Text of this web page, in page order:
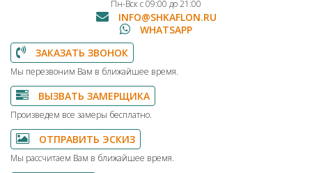
Пн-Вск с 09:00 до 21:00
INFO@SHKAFLON.RU
WHATSAPP
ЗАКАЗАТЬ ЗВОНОК
Мы перезвоним Вам в ближайшее время.
ВЫЗВАТЬ ЗАМЕРЩИКА
Произведем все замеры бесплатно.
ОТПРАВИТЬ ЭСКИЗ
Мы рассчитаем Вам в ближайшее время.